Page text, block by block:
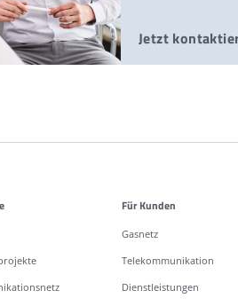
Jetzt
Informationen
Für Kunden
Gasnetz
Telekommunikation
Dienstleistungen